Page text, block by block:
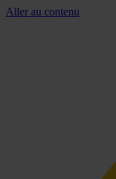
Aller au contenu